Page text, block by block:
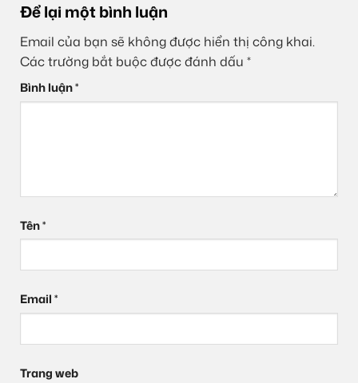
Để lại một bình luận
Email của bạn sẽ không được hiển thị công khai.
Các trường bắt buộc được đánh dấu *
Bình luận*
Tên*
Email*
Trang web